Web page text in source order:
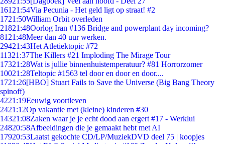
161 21:54Via Pecunia - Het geld ligt op straat! #2
1721:50William Orbit overleden
21821:48Oorlog Iran #136 Bridge and powerplant day incoming?
81 21:48Meer dan 40 uur werken.
29421:43Het Atletiektopic #72
11321:37The Killers #21 Imploding The Mirage Tour
17321:28Wat is jullie binnenhuistemperatuur? #81 Horrorzomer
10021:28Teltopic #1563 tel door en door en door....
1721:26[HBO] Stuart Fails to Save the Universe (Big Bang Theory
spinoff)
4221:19Eeuwig voortleven
2421:12Op vakantie met (kleine) kinderen #30
14321:08Zaken waar je je echt dood aan ergert #17 - Werklui
24820:58Afbeeldingen die je gemaakt hebt met AI
17920:53Laatst gekochte CD/LP/MuziekDVD deel 75 | koopjes